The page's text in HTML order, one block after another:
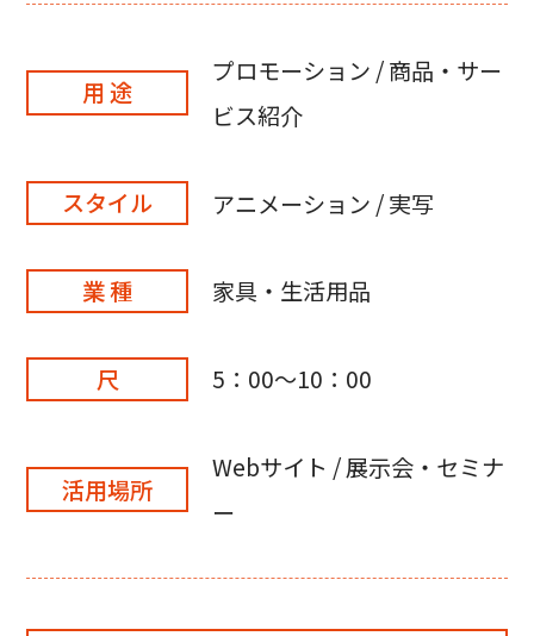
用 途
プロモーション / 商品・サー
ビス紹介
スタイル アニメーション / 実写
業 種 家具・生活用品
尺 5：00～10：00
活用場所
Webサイト / 展示会・セミナ
ー